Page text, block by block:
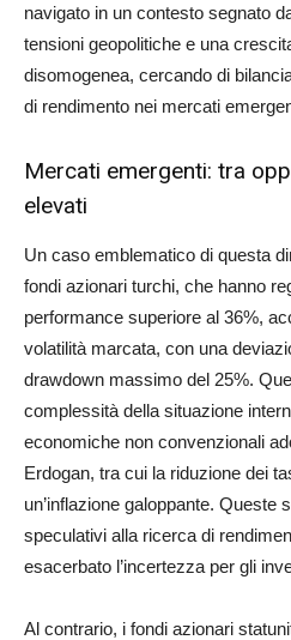
navigato in un contesto segnato
tensioni geopolitiche e una
disomogenea, cercando di
di rendimento nei mercati
Mercati emergenti: tra
elevati
Un caso emblematico di questa
fondi azionari turchi, che hanno
performance superiore al 36%,
volatilità marcata, con una
drawdown massimo del 25%.
complessità della situazione
economiche non convenzionali
Erdogan, tra cui la riduzione dei
un’inflazione galoppante. Queste
speculativi alla ricerca di
esacerbato l’incertezza per gli
Al contrario, i fondi azionari